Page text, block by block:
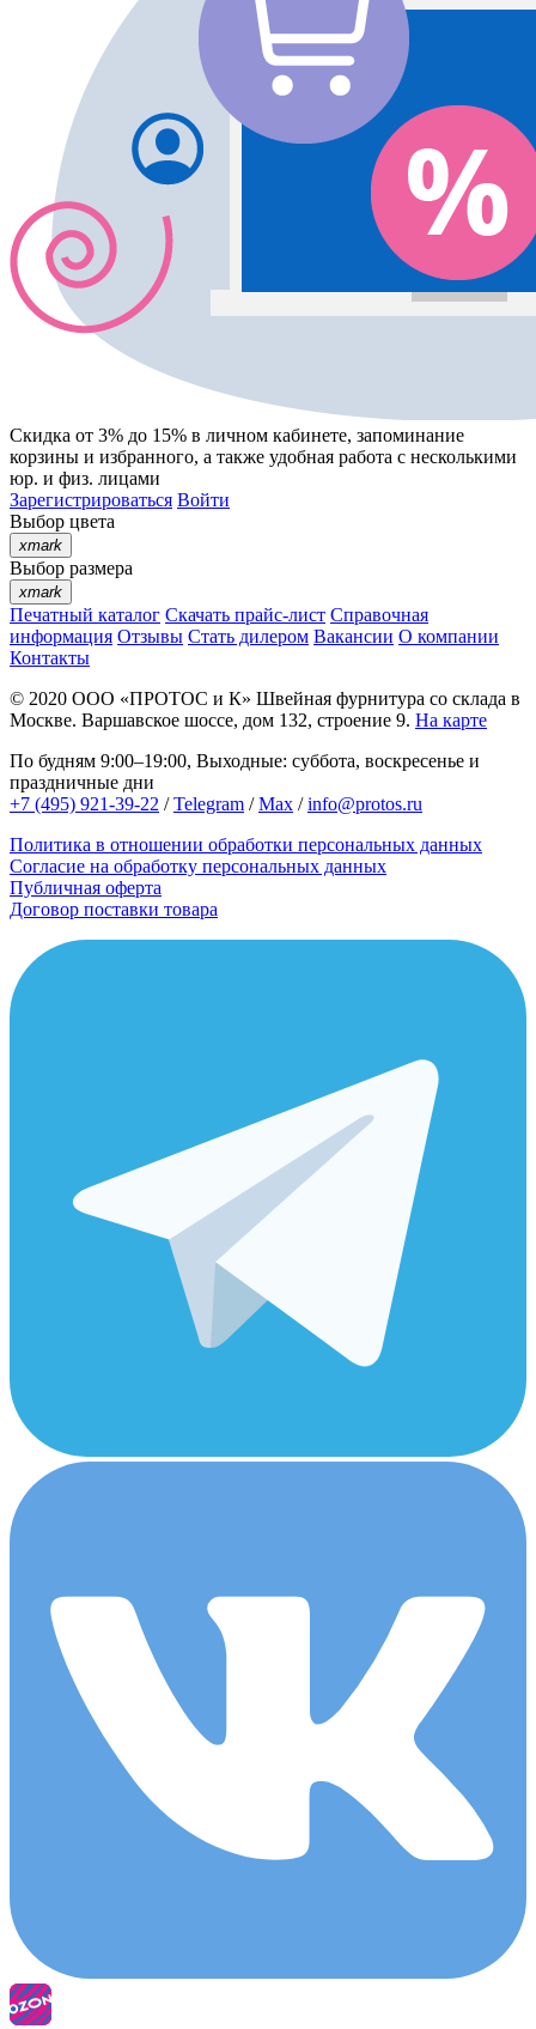
Скидка от 3% до 15% в личном кабинете, запоминание
корзины и избранного, а также удобная работа с несколькими
юр. и физ. лицами
Зарегистрироваться Войти
Выбор цвета
xmark
Выбор размера
xmark
Печатный каталог Скачать прайс-лист Справочная
информация Отзывы Стать дилером Вакансии О компании
Контакты
© 2020 ООО «ПРОТОС и К» Швейная фурнитура со склада в
Москве. Варшавское шоссе, дом 132, строение 9. На карте
По будням 9:00–19:00, Выходные: суббота, воскресенье и
праздничные дни
+7 (495) 921-39-22 /Telegram /Max /info@protos.ru
Политика в отношении обработки персональных данных
Согласие на обработку персональных данных
Публичная оферта
Договор поставки товара